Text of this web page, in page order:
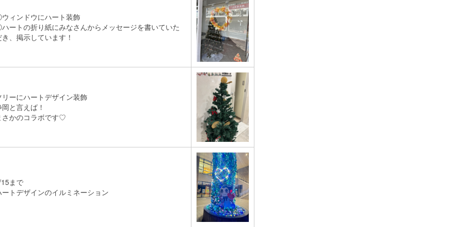
ィンドウにハート装飾
ートの折り紙にみなさんからメッセージを書いていた
き、掲示しています！
リーにハートデザイン装飾
と言えば！
さかのコラボです♡
まで
ートデザインのイルミネーション